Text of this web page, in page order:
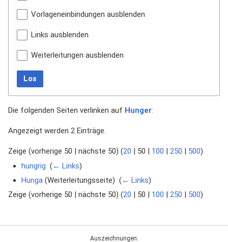
Vorlageneinbindungen ausblenden
Links ausblenden
Weiterleitungen ausblenden
Los
Die folgenden Seiten verlinken auf Hunger:
Angezeigt werden 2 Einträge.
Zeige (vorherige 50 nächste 50) (20 50 100 250 500)
hungrig (← Links)
Hunga(Weiterleitungsseite) ‎ (← Links)
Zeige (vorherige 50 | nächste 50) (20 | 50 | 100 | 250 | 500)
Auszeichnungen: